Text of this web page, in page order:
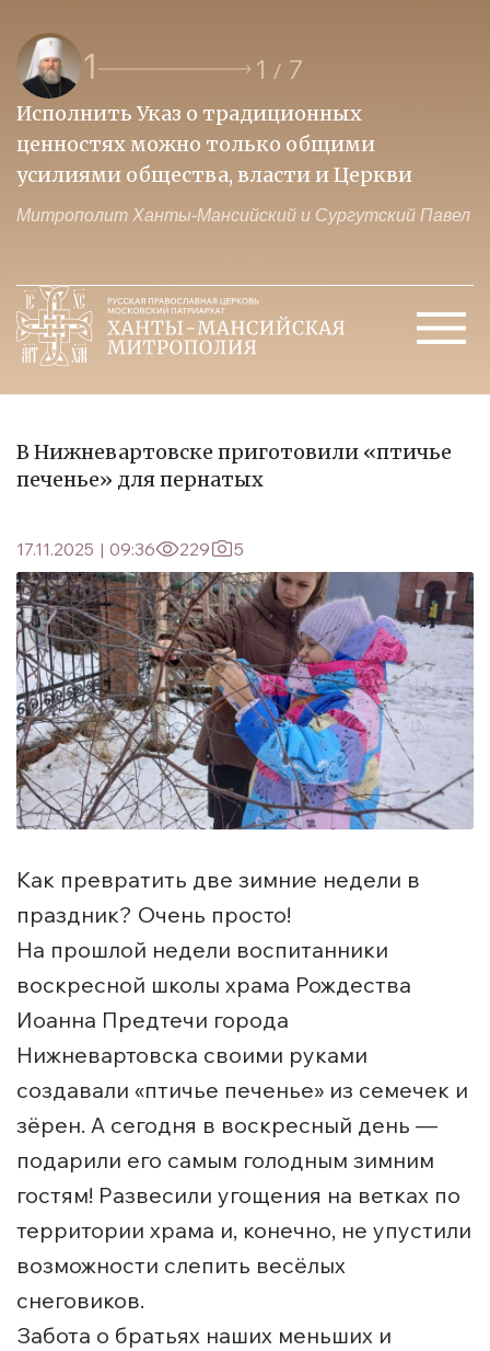
1 1 / 7
Исполнить Указ о традиционных
ценностях можно только общими
усилиями общества, власти и Церкви
Митрополит Ханты-Мансийский и Сургутский Павел
В Нижневартовске приготовили «птичье
печенье» для пернатых
17.11.2025 | 09:36 229 5
Как превратить две зимние недели в
праздник? Очень просто!
На прошлой недели воспитанники
воскресной школы храма Рождества
Иоанна Предтечи города
Нижневартовска своими руками
создавали «птичье печенье» из семечек и
зёрен. А сегодня в воскресный день —
подарили его самым голодным зимним
гостям! Развесили угощения на ветках по
территории храма и, конечно, не упустили
возможности слепить весёлых
снеговиков.
Забота о братьях наших меньших и